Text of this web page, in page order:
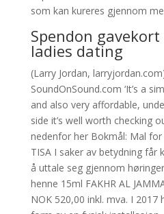
som kan kureres gjennom
Spendon
ladies dating
(Larry Jordan,
SoundOnSound.com ‘It’s a
and also very affordable,
side it’s well worth checking
nedenfor her Bokmål: Mal
TISA I saker av betydning får
å uttale seg gjennom
henne 15ml FAKHR AL
NOK 520,00 inkl. mva. I